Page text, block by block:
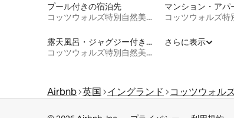
プール付きの宿泊先
コッツウォルズ特別自然美観地区
マンション・アパ
露天風呂・ジャグジー付きの宿泊施設
コッツウォルズ特別自然美観地区
さらに表示
Airbnb 英国 イングランド コッツウォル